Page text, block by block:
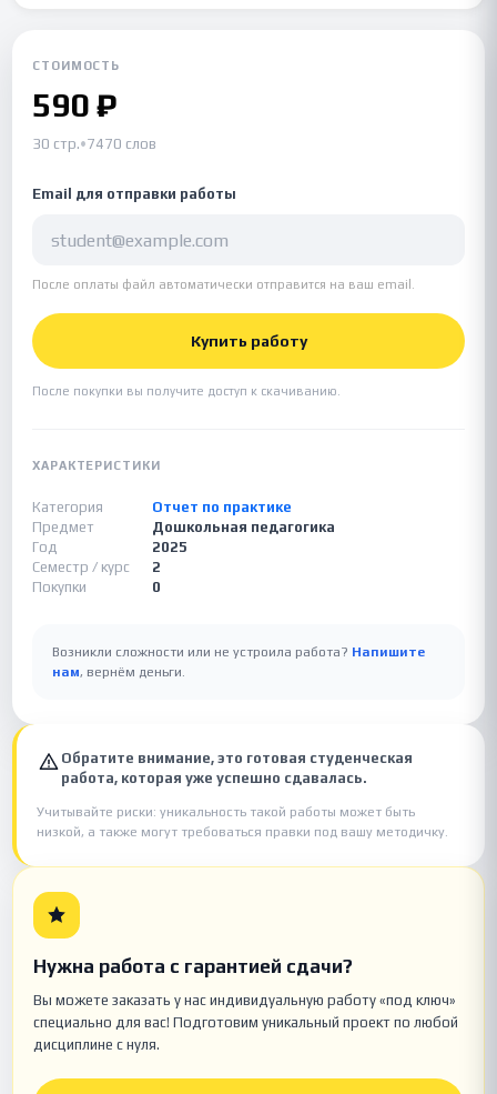
СТОИМОСТЬ
590 ₽
30 стр.•7470 слов
Email для отправки работы
После оплаты файл автоматически отправится на ваш email.
Купить работу
После покупки вы получите доступ к скачиванию.
ХАРАКТЕРИСТИКИ
Категория
Отчет по практике
Предмет
Дошкольная педагогика
Год
2025
Семестр / курс
2
Покупки
0
Возникли сложности или не устроила работа? Напишите
нам, вернём деньги.
Обратите внимание, это готовая студенческая
работа, которая уже успешно сдавалась.
Учитывайте риски: уникальность такой работы может быть
низкой, а также могут требоваться правки под вашу методичку.
Нужна работа с гарантией сдачи?
Вы можете заказать у нас индивидуальную работу «под ключ»
специально для вас! Подготовим уникальный проект по любой
дисциплине с нуля.